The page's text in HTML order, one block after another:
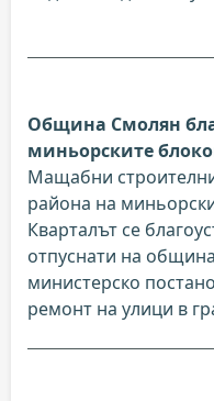
Община Смолян
миньорските
Мащабни
района на
Кварталът се
отпуснати на
министерско
ремонт на улици в